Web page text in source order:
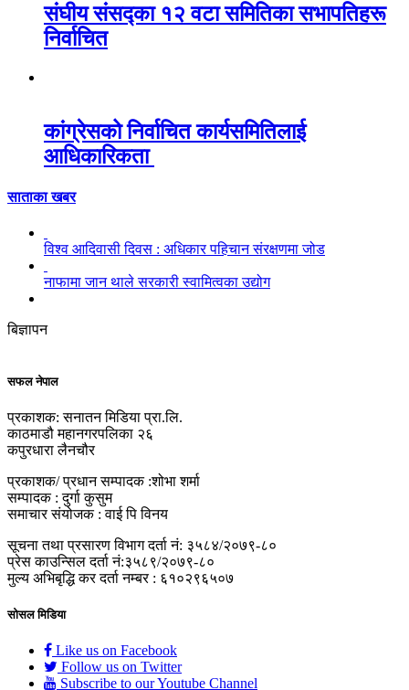
संघीय संसद्का १२ वटा समितिका सभापतिहरू
निर्वाचित
कांग्रेसको निर्वाचित कार्यसमितिलाई
आधिकारिकता
साताका खबर
विश्व आदिवासी दिवस : अधिकार पहिचान संरक्षणमा जोड
नाफामा जान थाले सरकारी स्वामित्वका उद्योग
बिज्ञापन
सफल नेपाल
प्रकाशक: सनातन मिडिया प्रा.लि.
काठमाडौ महानगरपलिका २६
कपुरधारा लैनचौर
प्रकाशक/ प्रधान सम्पादक :शोभा शर्मा
सम्पादक : दुर्गा कुसुम
समाचार संयोजक : वाई पि विनय
सूचना तथा प्रसारण विभाग दर्ता नं: ३५८४/२०७९-८०
प्रेस काउन्सिल दर्ता नं:३५८९/२०७९-८०
मुल्य अभिबृद्धि कर दर्ता नम्बर : ६१०२९६५०७
सोसल मिडिया
Like us on Facebook
Follow us on Twitter
Subscribe to our Youtube Channel